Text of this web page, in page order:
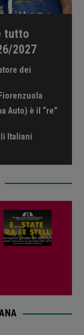
tutto
2027
dei
Auto) è il “re”
Italiani